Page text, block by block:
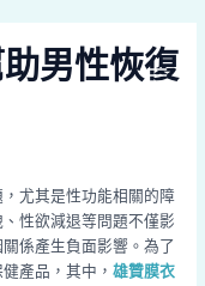
男性恢復
尤其是性功能相關的障
性欲減退等問題不僅影
係產生負面影響。為了
產品，其中， 雄贊膜衣